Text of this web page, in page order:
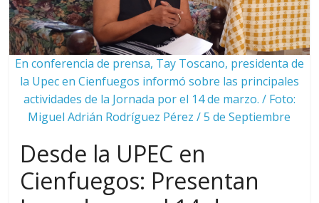
En conferencia de prensa, Tay Toscano, presidenta de
la Upec en Cienfuegos informó sobre las principales
actividades de la Jornada por el 14 de marzo. / Foto:
Miguel Adrián Rodríguez Pérez / 5 de Septiembre
Desde la UPEC en
Cienfuegos: Presentan